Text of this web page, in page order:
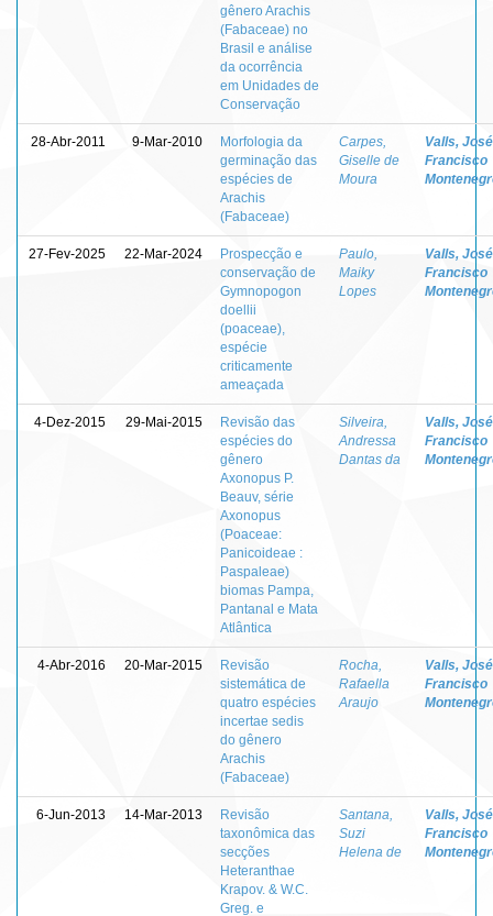
gênero Arachis
(Fabaceae) no
Brasil e análise
da ocorrência
em Unidades de
Conservação
28-Abr-2011 9-Mar-2010
Morfologia da
germinação das
espécies de
Arachis
(Fabaceae)
Carpes,
Giselle de
Moura
Valls, José
Francisco
27-Fev-2025 22-Mar-2024
Prospecção e
conservação de
Gymnopogon
doellii
(poaceae),
espécie
criticamente
ameaçada
Paulo,
Maiky
Lopes
Valls, José
Francisco
4-Dez-2015 29-Mai-2015
Revisão das
espécies do
gênero
Axonopus P.
Beauv, série
Axonopus
(Poaceae:
Panicoideae :
Paspaleae)
biomas Pampa,
Pantanal e Mata
Atlântica
Silveira,
Andressa
Dantas da
Valls, José
Francisco
4-Abr-2016 20-Mar-2015
Revisão
sistemática de
quatro espécies
incertae sedis
do gênero
Arachis
(Fabaceae)
Rocha,
Rafaella
Araujo
Valls, José
Francisco
6-Jun-2013 14-Mar-2013
Revisão
taxonômica das
secções
Heteranthae
Krapov. & W.C.
Greg. e
Santana,
Suzi
Helena de
Valls, José
Francisco